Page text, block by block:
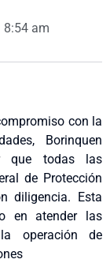
8:54 am
con la
Borinquen
que todas las
de Protección
diligencia. Esta
en atender las
operación de